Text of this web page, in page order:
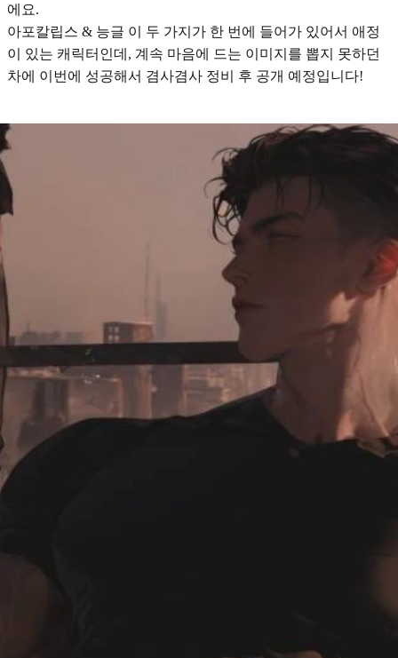
에요.
아포칼립스 & 능글 이 두 가지가 한 번에 들어가 있어서 애정
이 있는 캐릭터인데, 계속 마음에 드는 이미지를 뽑지 못하던
차에 이번에 성공해서 겸사겸사 정비 후 공개 예정입니다!